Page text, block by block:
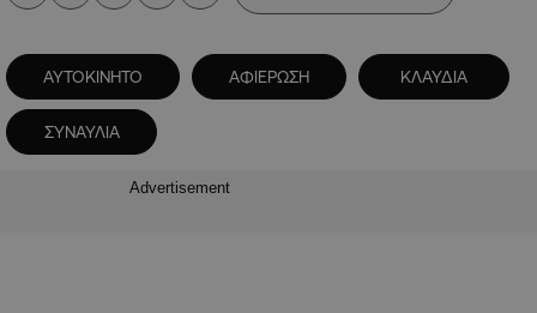
ΑΥΤΟΚΙΝΗΤΟ ΑΦΙΕΡΩΣΗ ΚΛΑΥΔΙΑ
ΣΥΝΑΥΛΙΑ
Advertisement